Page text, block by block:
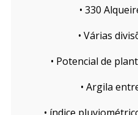
• 330
• Várias
• Potencial de
• Argila